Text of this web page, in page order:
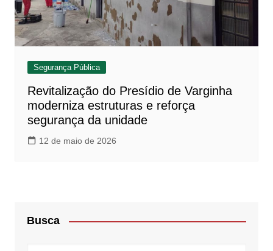
Segurança Pública
Revitalização do Presídio de Varginha
moderniza estruturas e reforça
segurança da unidade
12 de maio de 2026
Busca